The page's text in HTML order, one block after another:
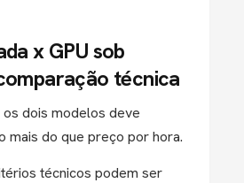
x GPU sob
técnica
dois modelos deve
mais do que preço por hora.
técnicos podem ser